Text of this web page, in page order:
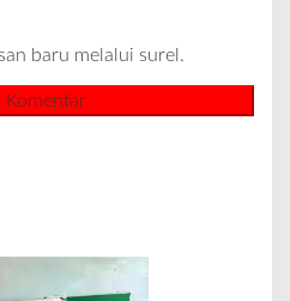
baru melalui surel.